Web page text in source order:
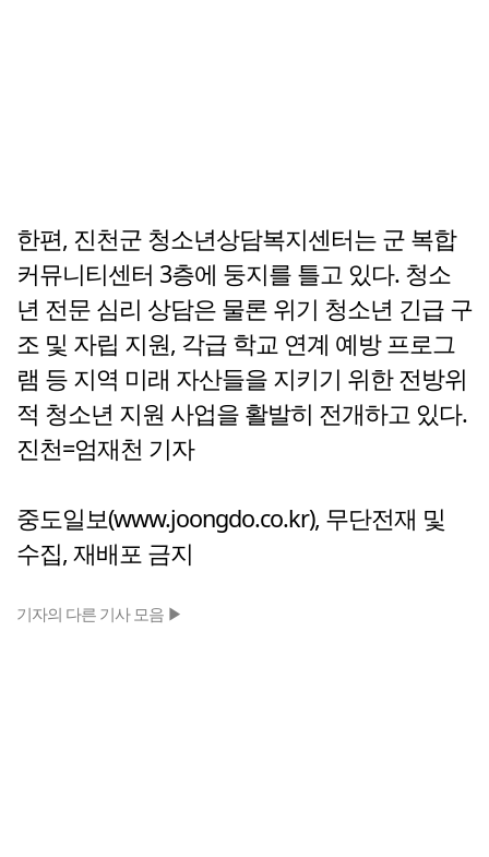
한편, 진천군 청소년상담복지센터는 군 복합
커뮤니티센터 3층에 둥지를 틀고 있다. 청소
년 전문 심리 상담은 물론 위기 청소년 긴급 구
조 및 자립 지원, 각급 학교 연계 예방 프로그
램 등 지역 미래 자산들을 지키기 위한 전방위
적 청소년 지원 사업을 활발히 전개하고 있다.
진천=엄재천 기자
중도일보(www.joongdo.co.kr), 무단전재 및
수집, 재배포 금지
기자의 다른 기사 모음 ▶